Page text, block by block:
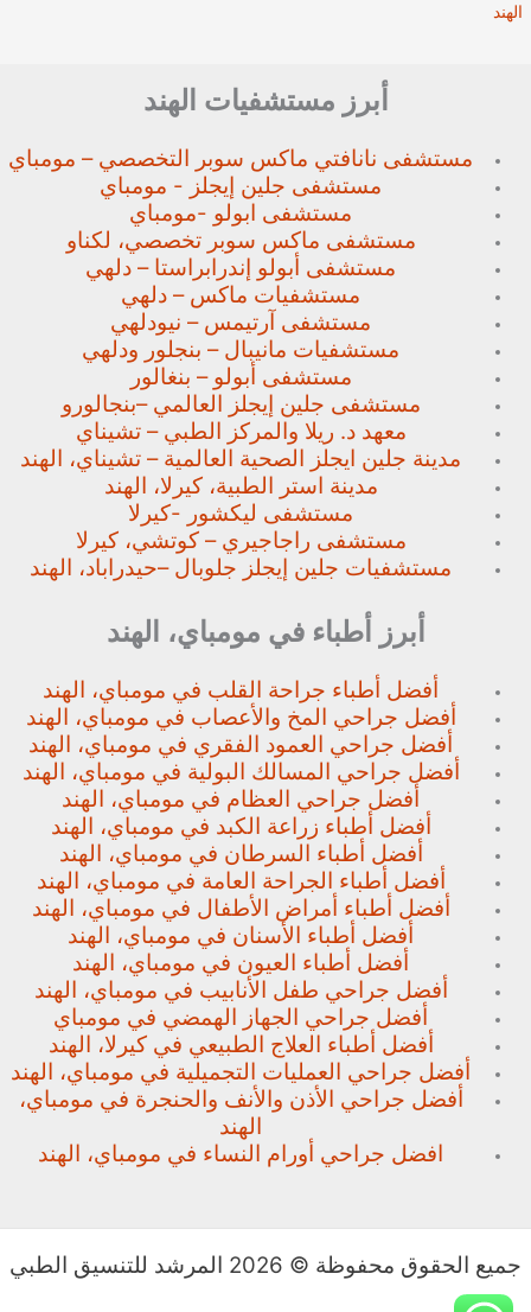
الهند
أبرز مستشفيات الهند
مستشفى نانافتي ماكس سوبر التخصصي – مومباي
مستشفى جلين إيجلز - مومباي
مستشفى ابولو -مومباي
مستشفى ماكس سوبر تخصصي، لكناو
مستشفى أبولو إندرابراستا – دلهي
مستشفيات ماكس – دلهي
مستشفى آرتيمس – نيودلهي
مستشفيات مانيبال – بنجلور ودلهي
مستشفى أبولو – بنغالور
مستشفى جلين إيجلز العالمي –بنجالورو
معهد د. ريلا والمركز الطبي – تشيناي
مدينة جلين ايجلز الصحية العالمية – تشيناي، الهند
مدينة استر الطبية، كيرلا، الهند
مستشفى ليكشور -كيرلا
مستشفى راجاجيري – كوتشي، كيرلا
مستشفيات جلين إيجلز جلوبال –حيدراباد، الهند
أبرز أطباء في مومباي، الهند
أفضل أطباء جراحة القلب في مومباي، الهند
أفضل جراحي المخ والأعصاب في مومباي، الهند
أفضل جراحي العمود الفقري في مومباي، الهند
أفضل جراحي المسالك البولية في مومباي، الهند
أفضل جراحي العظام في مومباي، الهند
أفضل أطباء زراعة الكبد في مومباي، الهند
أفضل أطباء السرطان في مومباي، الهند
أفضل أطباء الجراحة العامة في مومباي، الهند
أفضل أطباء أمراض الأطفال في مومباي، الهند
أفضل أطباء الأسنان في مومباي، الهند
أفضل أطباء العيون في مومباي، الهند
أفضل جراحي طفل الأنابيب في مومباي، الهند
أفضل جراحي الجهاز الهمضي في مومباي
أفضل أطباء العلاج الطبيعي في كيرلا، الهند
أفضل جراحي العمليات التجميلية في مومباي، الهند
أفضل جراحي الأذن والأنف والحنجرة في مومباي،
الهند
افضل جراحي أورام النساء في مومباي، الهند
جميع الحقوق محفوظة © 2026 المرشد للتنسيق الطبي